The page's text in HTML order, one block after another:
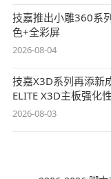
技嘉推出小雕360系
色+全彩屏
2026-08-04
技嘉X3D系列再添新
ELITE X3D主板强化
2026-08-03